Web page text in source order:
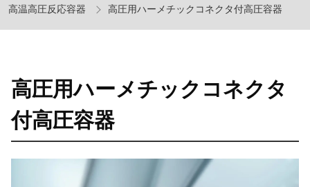
高温高圧反応容器
高圧用ハーメチックコネクタ付高圧容器
高圧用ハーメチックコネクタ
付高圧容器